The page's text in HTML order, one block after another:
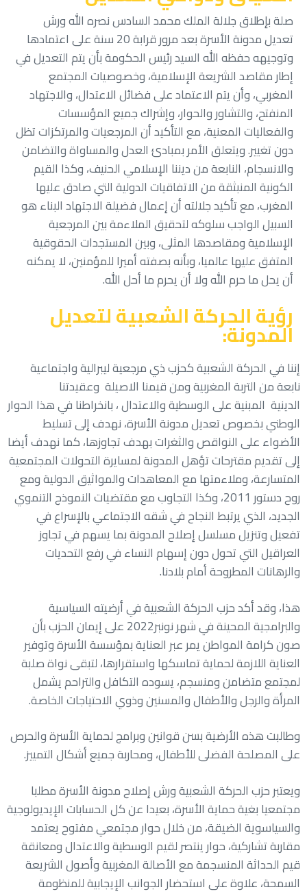
صلة بإطلاق جلالة الملك محمد السادس نصره الله ورش
تعديل مدونة الأسرة بعد مرور قرابة 20 سنة على اعتمادها
وتوجيهه حفظه الله السيد رئيس الحكومة بأن يتم التعديل في
إطار مقاصد الشريعة الإسلامية، وخصوصيات المجتمع
المغربي، وأن يتم الاعتماد على فضائل الاعتدال، والاجتهاد
المنفتح، والتشاور والحوار، وإشراك جميع المؤسسات
والفعاليات المعنية، مع التأكيد أن المرجعيات والمرتكزات تظل
دون تغيير. ويتعلق الأمر بمبادئ العدل والمساواة والتضامن
والانسجام، النابعة من ديننا الإسلامي الحنيف، وكذا القيم
الكونية المنبثقة من الاتفاقيات الدولية التي صادق عليها
المغرب، مع تأكيد جلالته أن إعمال فضيلة الاجتهاد البناء هو
السبيل الواجب سلوكه لتحقيق الملاءمة بين المرجعية
الإسلامية ومقاصدها المثلى، وبين المستجدات الحقوقية
المتفق عليها عالميا، وبأنه بصفته أميرا للمؤمنين، لا يمكنه
أن يحل ما حرم الله ولا أن يحرم ما أحل الله.
رؤية الحركة الشعبية لتعديل
المدونة:
إننا في الحركة الشعبية كحزب ذي مرجعية ليبرالية واجتماعية
نابعة من التربة المغربية ومن قيمنا الاصيلة وعقيدتنا
الدينية المبنية على الوسطية والاعتدال ، بانخراطنا في هذا الحوار
الوطني بخصوص تعديل مدونة الأسرة، نهدف إلى تسليط
الأضواء على النواقص والثغرات بهدف تجاوزها، كما نهدف أيضا
إلى تقديم مقترحات تؤهل المدونة لمسايرة التحولات المجتمعية
المتسارعة، وملاءمتها مع المعاهدات والمواثيق الدولية ومع
روح دستور 2011، وكذا التجاوب مع مقتضيات النموذج التنموي
الجديد، الذي يرتبط النجاح في شقه الاجتماعي بالإسراع في
تفعيل وتنزيل مسلسل إصلاح المدونة بما يسهم في تجاوز
العراقيل التي تحول دون إسهام النساء في رفع التحديات
والرهانات المطروحة أمام بلادنا.
هذا، وقد أكد حزب الحركة الشعبية في أرضيته السياسية
والبرامجية المحينة في شهر نونبر2022 على إيمان الحزب بأن
صون كرامة المواطن يمر عبر العناية بمؤسسة الأسرة وتوفير
العناية اللازمة لحماية تماسكها واستقرارها، لتبقى نواة صلبة
لمجتمع متضامن ومنسجم، يسوده التكافل والتراحم يشمل
المرأة والرجل والأطفال والمسنين وذوي الاحتياجات الخاصة.
وطالبت هذه الأرضية بسن قوانين وبرامج لحماية الأسرة والحرص
على المصلحة الفضلى للأطفال، ومحاربة جميع أشكال التمييز.
ويعتبر حزب الحركة الشعبية ورش إصلاح مدونة الأسرة مطلبا
مجتمعيا بغية حماية الأسرة، بعيدا عن كل الحسابات الإيديولوجية
والسياسوية الضيقة، من خلال حوار مجتمعي مفتوح يعتمد
مقاربة تشاركية، حوار ينتصر لقيم الوسطية والاعتدال ومعانقة
قيم الحداثة المنسجمة مع الأصالة المغربية وأصول الشريعة
السمحة، علاوة على استحضار الجوانب الإيجابية للمنظومة